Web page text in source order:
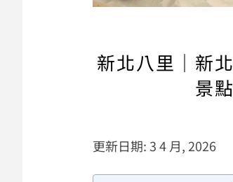
新北八里｜新
景
更新日期: 3 4 月, 2026